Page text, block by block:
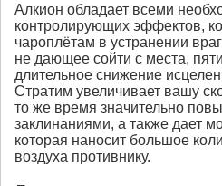
Алкион обладает всеми
контролирующих эффектов,
чароплётам в устранении
не дающее сойти с места,
длительное снижение
Стратим увеличивает вашу
то же время значительно
заклинаниями, а также дает
которая наносит большое
воздуха противнику.